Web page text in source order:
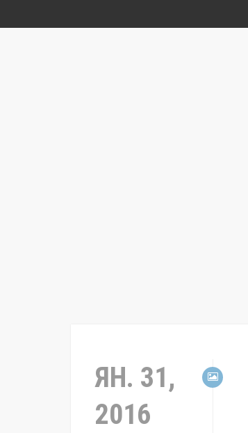
ЯН. 31,
2016